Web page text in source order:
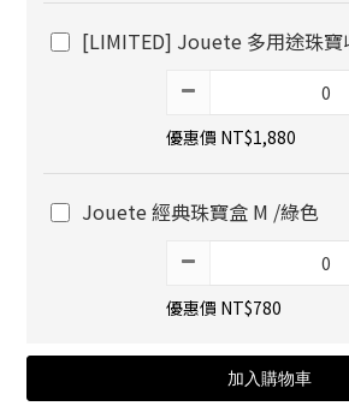
[LIMITED] Jouete 多用途珠寶
優惠價 NT$1,880
Jouete 經典珠寶盒 M /綠色
優惠價 NT$780
加入購物車